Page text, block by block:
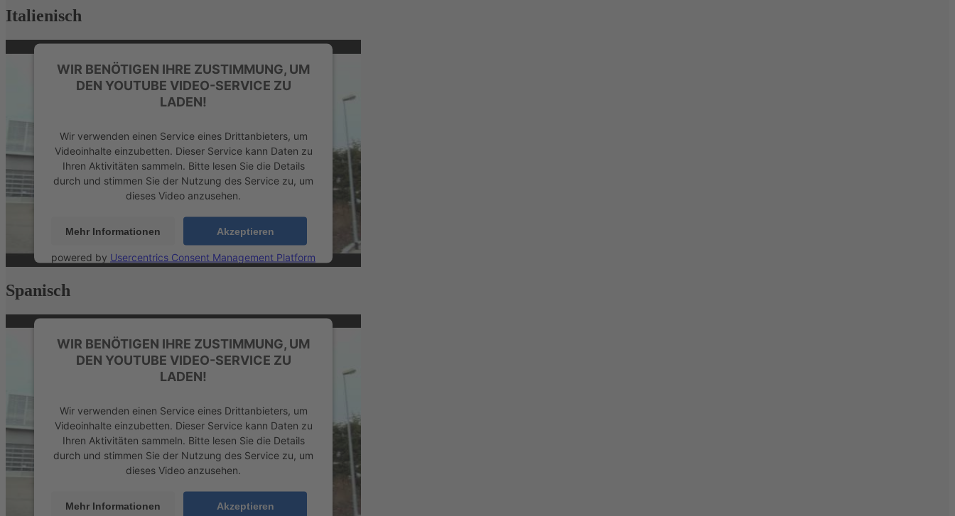
Italienisch
WIR BENÖTIGEN IHRE ZUSTIMMUNG, UM
DEN YOUTUBE VIDEO-SERVICE ZU
LADEN!
Wir verwenden einen Service eines Drittanbieters, um
Videoinhalte einzubetten. Dieser Service kann Daten zu
Ihren Aktivitäten sammeln. Bitte lesen Sie die Details
durch und stimmen Sie der Nutzung des Service zu, um
dieses Video anzusehen.
Mehr Informationen Akzeptieren
powered by Usercentrics Consent Management Platform
Spanisch
WIR BENÖTIGEN IHRE ZUSTIMMUNG, UM
DEN YOUTUBE VIDEO-SERVICE ZU
LADEN!
Wir verwenden einen Service eines Drittanbieters, um
Videoinhalte einzubetten. Dieser Service kann Daten zu
Ihren Aktivitäten sammeln. Bitte lesen Sie die Details
durch und stimmen Sie der Nutzung des Service zu, um
dieses Video anzusehen.
Mehr Informationen Akzeptieren